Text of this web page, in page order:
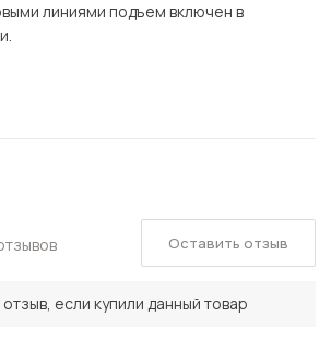
линиями подъем включен в
если купили данный товар
Оставить отзыв